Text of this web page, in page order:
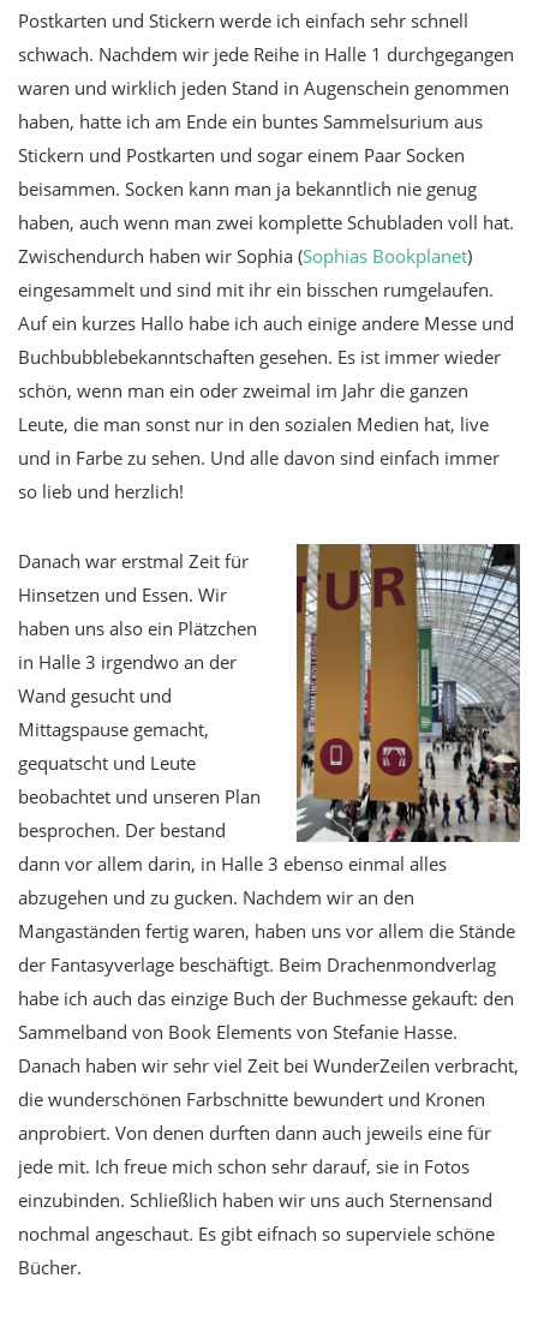
Postkarten und Stickern werde ich einfach sehr schnell
schwach. Nachdem wir jede Reihe in Halle 1 durchgegangen
waren und wirklich jeden Stand in Augenschein genommen
haben, hatte ich am Ende ein buntes Sammelsurium aus
Stickern und Postkarten und sogar einem Paar Socken
beisammen. Socken kann man ja bekanntlich nie genug
haben, auch wenn man zwei komplette Schubladen voll hat.
Zwischendurch haben wir Sophia (Sophias Bookplanet)
eingesammelt und sind mit ihr ein bisschen rumgelaufen.
Auf ein kurzes Hallo habe ich auch einige andere Messe und
Buchbubblebekanntschaften gesehen. Es ist immer wieder
schön, wenn man ein oder zweimal im Jahr die ganzen
Leute, die man sonst nur in den sozialen Medien hat, live
und in Farbe zu sehen. Und alle davon sind einfach immer
so lieb und herzlich!
Danach war erstmal Zeit für
Hinsetzen und Essen. Wir
haben uns also ein Plätzchen
in Halle 3 irgendwo an der
Wand gesucht und
Mittagspause gemacht,
gequatscht und Leute
beobachtet und unseren Plan
besprochen. Der bestand
dann vor allem darin, in Halle 3 ebenso einmal alles
abzugehen und zu gucken. Nachdem wir an den
Mangaständen fertig waren, haben uns vor allem die Stände
der Fantasyverlage beschäftigt. Beim Drachenmondverlag
habe ich auch das einzige Buch der Buchmesse gekauft: den
Sammelband von Book Elements von Stefanie Hasse.
Danach haben wir sehr viel Zeit bei WunderZeilen verbracht,
die wunderschönen Farbschnitte bewundert und Kronen
anprobiert. Von denen durften dann auch jeweils eine für
jede mit. Ich freue mich schon sehr darauf, sie in Fotos
einzubinden. Schließlich haben wir uns auch Sternensand
nochmal angeschaut. Es gibt eifnach so superviele schöne
Bücher.